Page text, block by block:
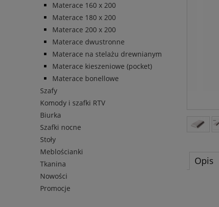
Materace 160 x 200
Materace 180 x 200
Materace 200 x 200
Materace dwustronne
Materace na stelażu drewnianym
Materace kieszeniowe (pocket)
Materace bonellowe
Szafy
Komody i szafki RTV
Biurka
Szafki nocne
Stoły
Meblościanki
Tkanina
Nowości
Promocje
Opis